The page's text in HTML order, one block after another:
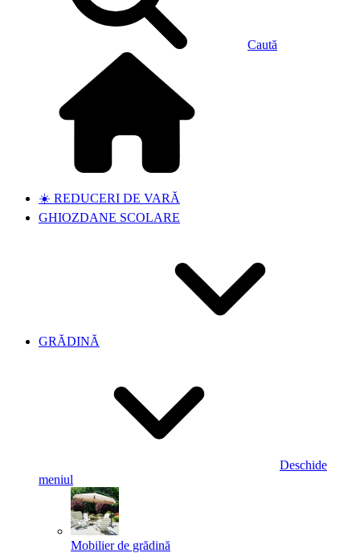
Caută
☀️ REDUCERI DE VARĂ
GHIOZDANE SCOLARE
GRĂDINĂ
Deschide
meniul
Mobilier de grădină